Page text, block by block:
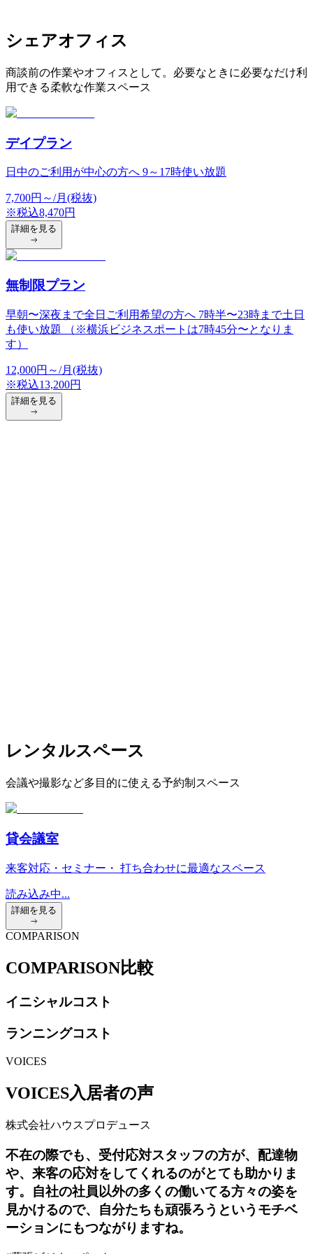
シェアオフィス
商談前の作業やオフィスとして。必要なときに必要なだけ利
用できる柔軟な作業スペース
デイプラン
日中のご利用が中心の方へ 9～17時使い放題
7,700円 ～/月(税抜)
※税込8,470円
詳細を見る
無制限プラン
早朝〜深夜まで全日ご利用希望の方へ 7時半〜23時まで土日
も使い放題 （※横浜ビジネスポートは7時45分〜となりま
す）
12,000円 ～/月(税抜)
※税込13,200円
詳細を見る
レンタルスペース
会議や撮影など多目的に使える予約制スペース
貸会議室
来客対応・セミナー・ 打ち合わせに最適なスペース
読み込み中...
詳細を見る
COMPARISON
COMPARISON比較
イニシャルコスト
ランニングコスト
VOICES
VOICES入居者の声
株式会社ハウスプロデュース
不在の際でも、受付応対スタッフの方が、配達物
や、来客の応対をしてくれるのがとても助かりま
す。自社の社員以外の多くの働いてる方々の姿を
見かけるので、自分たちも頑張ろうというモチベ
ーションにもつながりますね。